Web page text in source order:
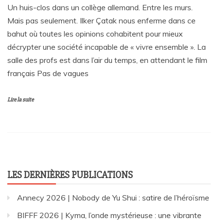
Un huis-clos dans un collège allemand. Entre les murs.
Mais pas seulement. Ilker Çatak nous enferme dans ce
bahut où toutes les opinions cohabitent pour mieux
décrypter une société incapable de « vivre ensemble ». La
salle des profs est dans l’air du temps, en attendant le film
français Pas de vagues
Lire la suite
LES DERNIÈRES PUBLICATIONS
Annecy 2026 | Nobody de Yu Shui : satire de l’héroïsme
BIFFF 2026 | Kyma, l’onde mystérieuse : une vibrante